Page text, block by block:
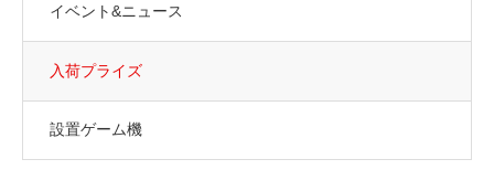
イベント&ニュース
入荷プライズ
設置ゲーム機